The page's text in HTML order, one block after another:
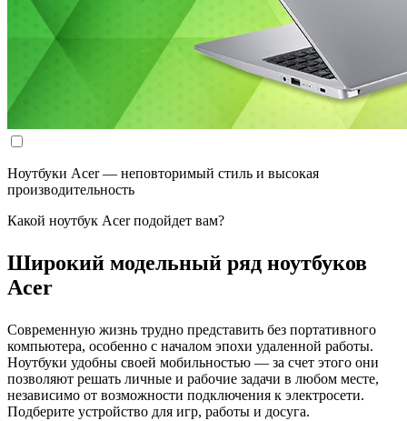
Ноутбуки Acer — неповторимый стиль и высокая
производительность
Какой ноутбук Acer подойдет вам?
Широкий модельный ряд ноутбуков
Acer
Современную жизнь трудно представить без портативного
компьютера, особенно с началом эпохи удаленной работы.
Ноутбуки удобны своей мобильностью — за счет этого они
позволяют решать личные и рабочие задачи в любом месте,
независимо от возможности подключения к электросети.
Подберите устройство для игр, работы и досуга.